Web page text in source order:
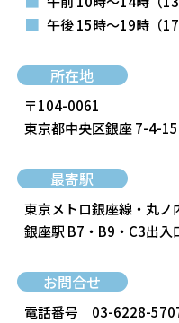
■ 午後 15時～19時 （
所在地
〒104-0061
東京都中央区銀座 7-4-
最寄駅
東京メトロ銀座線・丸ノ
銀座駅 B7・B9・C3出入
お問合せ
電話番号 03-6228-